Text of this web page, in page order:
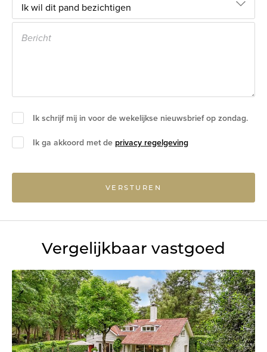
Ik schrijf mij in voor de wekelijkse nieuwsbrief op zondag.
Ik ga akkoord met de privacy regelgeving
VERSTUREN
Vergelijkbaar vastgoed